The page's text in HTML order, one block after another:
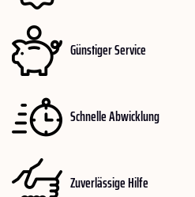
Günstiger Service
Schnelle Abwicklung
Zuverlässige Hilfe